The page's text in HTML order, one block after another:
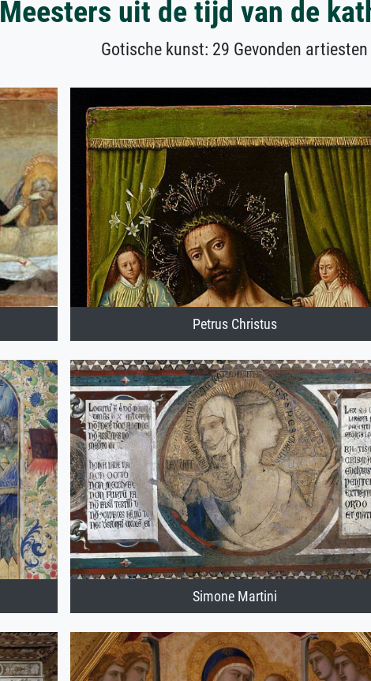
Meesters uit de tijd van de
Gotische kunst: 29 Gevonden artiesten
Petrus Christus
Simone Martini